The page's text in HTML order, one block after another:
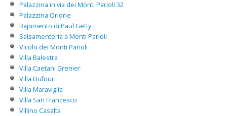
Palazzina in via dei Monti Parioli 32
Palazzina Orione
Rapimento di Paul Getty
Salsamenteria a Monti Parioli
Vicolo dei Monti Parioli
Villa Balestra
Villa Caetani Grenier
Villa Dufour
Villa Maraviglia
Villa San Francesco
Villino Casalta